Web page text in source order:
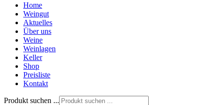
Home
Weingut
Aktuelles
Über uns
Weine
Weinlagen
Keller
Shop
Preisliste
Kontakt
Produkt suchen ...